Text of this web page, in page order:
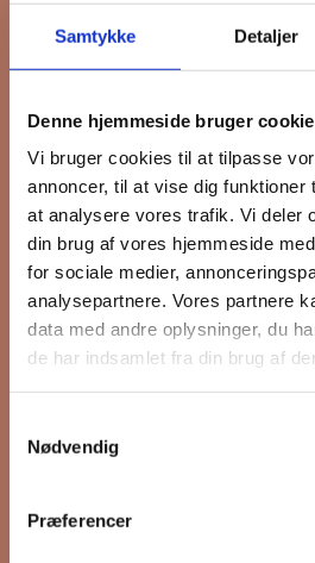
Samtykke Detaljer
Denne hjemmeside bruger
Vi bruger cookies til at tilpasse
annoncer, til at vise dig funktioner
at analysere vores trafik. Vi deler
din brug af vores hjemmeside
for sociale medier,
analysepartnere. Vores partnere
data med andre oplysninger, du
de har indsamlet fra din brug af
Nødvendig
Præferencer
Tilmeld
Hold dig opdateret på
på Grønttorvet. I vores
sender vi blandt
VIP Åbent Hus, når
boliger til salg, så du
Fornavn